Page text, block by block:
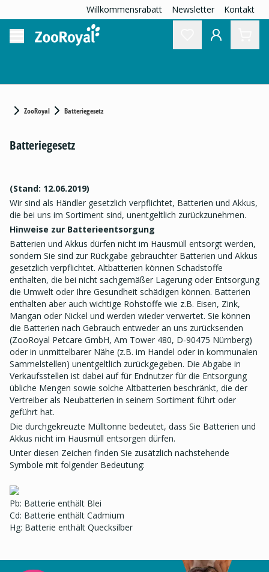
Willkommensrabatt Newsletter Kontakt
ZooRoyal Batteriegesetz
Batteriegesetz
(Stand: 12.06.2019)
Wir sind als Händler gesetzlich verpflichtet, Batterien und Akkus,
die bei uns im Sortiment sind, unentgeltlich zurückzunehmen.
Hinweise zur Batterieentsorgung
Batterien und Akkus dürfen nicht im Hausmüll entsorgt werden,
sondern Sie sind zur Rückgabe gebrauchter Batterien und Akkus
gesetzlich verpflichtet. Altbatterien können Schadstoffe
enthalten, die bei nicht sachgemäßer Lagerung oder Entsorgung
die Umwelt oder Ihre Gesundheit schädigen können. Batterien
enthalten aber auch wichtige Rohstoffe wie z.B. Eisen, Zink,
Mangan oder Nickel und werden wieder verwertet. Sie können
die Batterien nach Gebrauch entweder an uns zurücksenden
(ZooRoyal Petcare GmbH, Am Tower 480, D-90475 Nürnberg)
oder in unmittelbarer Nähe (z.B. im Handel oder in kommunalen
Sammelstellen) unentgeltlich zurückgegeben. Die Abgabe in
Verkaufsstellen ist dabei auf für Endnutzer für die Entsorgung
übliche Mengen sowie solche Altbatterien beschränkt, die der
Vertreiber als Neubatterien in seinem Sortiment führt oder
geführt hat.
Die durchgekreuzte Mülltonne bedeutet, dass Sie Batterien und
Akkus nicht im Hausmüll entsorgen dürfen.
Unter diesen Zeichen finden Sie zusätzlich nachstehende
Symbole mit folgender Bedeutung:
Pb: Batterie enthält Blei
Cd: Batterie enthält Cadmium
Hg: Batterie enthält Quecksilber